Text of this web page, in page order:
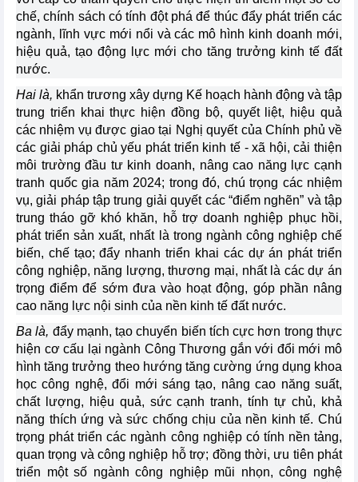
chế, chính sách có tính đột phá để thúc đẩy phát triển các
ngành, lĩnh vực mới nổi và các mô hình kinh doanh mới,
hiệu quả, tạo động lực mới cho tăng trưởng kinh tế đất
nước.
Hai là, khẩn trương xây dựng Kế hoạch hành động và tập
trung triển khai thực hiện đồng bộ, quyết liệt, hiệu quả
các nhiệm vụ được giao tại Nghị quyết của Chính phủ về
các giải pháp chủ yếu phát triển kinh tế - xã hội, cải thiện
môi trường đầu tư kinh doanh, nâng cao năng lực cạnh
tranh quốc gia năm 2024; trong đó, chú trọng các nhiệm
vụ, giải pháp tập trung giải quyết các “điểm nghẽn” và tập
trung tháo gỡ khó khăn, hỗ trợ doanh nghiệp phục hồi,
phát triển sản xuất, nhất là trong ngành công nghiệp chế
biến, chế tạo; đẩy nhanh triển khai các dự án phát triển
công nghiệp, năng lượng, thương mại, nhất là các dự án
trọng điểm để sớm đưa vào hoạt động, góp phần nâng
cao năng lực nội sinh của nền kinh tế đất nước.
Ba là, đẩy mạnh, tạo chuyển biến tích cực hơn trong thực
hiện cơ cấu lại ngành Công Thương gắn với đổi mới mô
hình tăng trưởng theo hướng tăng cường ứng dụng khoa
học công nghệ, đổi mới sáng tạo, nâng cao năng suất,
chất lượng, hiệu quả, sức cạnh tranh, tính tự chủ, khả
năng thích ứng và sức chống chịu của nền kinh tế. Chú
trọng phát triển các ngành công nghiệp có tính nền tảng,
quan trọng và công nghiệp hỗ trợ; đồng thời, ưu tiên phát
triển một số ngành công nghiệp mũi nhọn, công nghệ